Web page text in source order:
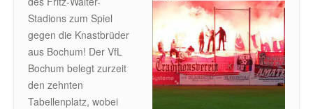
Stadions zum Spiel
gegen die Knastbrüder
aus Bochum! Der VfL
Bochum belegt zurzeit
den zehnten
Tabellenplatz, wobei